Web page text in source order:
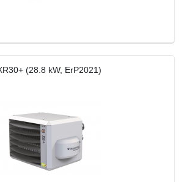
(28.8 kW, ErP2021)